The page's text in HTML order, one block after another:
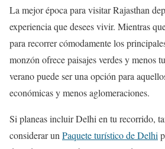
La mejor época para visitar Rajasthan
experiencia que desees vivir. Mientras
para recorrer cómodamente los
monzón ofrece paisajes verdes y menos
verano puede ser una opción para
económicas y menos aglomeraciones.
Si planeas incluir Delhi en tu recorrido,
considerar un Paquete turístico de Delhi